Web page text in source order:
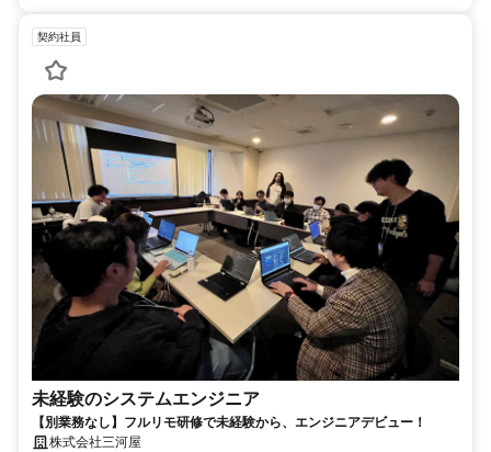
契約社員
未経験のシステムエンジニア
【別業務なし】フルリモ研修で未経験から、エンジニアデビュー！
株式会社三河屋